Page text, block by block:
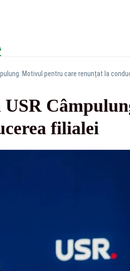
Motivul pentru care renunțat la
USR
filialei